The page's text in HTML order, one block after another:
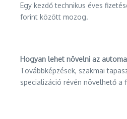
Egy kezdő technikus éves
forint között mozog.
Hogyan lehet növelni az
Továbbképzések, szakmai
specializáció révén növelhető a